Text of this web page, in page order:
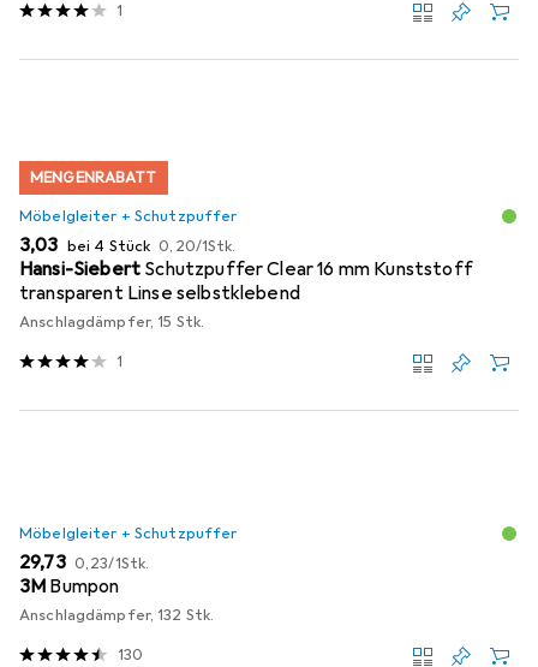
1
MENGENRABATT
Möbelgleiter + Schutzpuffer
EUR
3,03 bei 4 Stück EUR
0,20/1Stk.
Hansi-Siebert Schutzpuffer Clear 16 mm Kunststoff
transparent Linse selbstklebend
Anschlagdämpfer, 15 Stk.
1
Möbelgleiter + Schutzpuffer
EUR
29,73 EUR
0,23/1Stk.
3M Bumpon
Anschlagdämpfer, 132 Stk.
130